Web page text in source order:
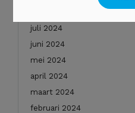
juli 2024
juni 2024
mei 2024
april 2024
maart 2024
februari 2024